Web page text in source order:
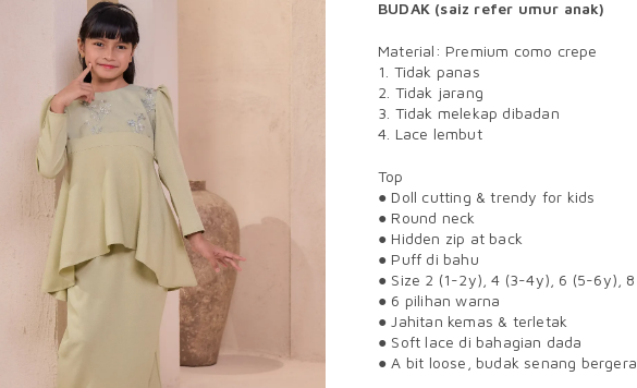
BUDAK (saiz refer umur anak)
Material: Premium como crepe
1. Tidak panas
2. Tidak jarang
3. Tidak melekap dibadan
4. Lace lembut
Top
● Doll cutting & trendy for kids
● Round neck
● Hidden zip at back
● Puff di bahu
● Size 2 (1-2y), 4 (3-4y), 6 (5-6y),
● 6 pilihan warna
● Jahitan kemas & terletak
● Soft lace di bahagian dada
● A bit loose, budak senang